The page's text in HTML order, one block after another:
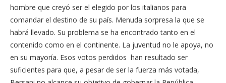
hombre que creyó ser el elegido por los italianos para
comandar el destino de su país. Menuda sorpresa la que se
habrá llevado. Su problema se ha encontrado tanto en el
contenido como en el continente. La juventud no le apoya, no
en su mayoría. Esos votos perdidos han resultado ser
suficientes para que, a pesar de ser la fuerza más votada,